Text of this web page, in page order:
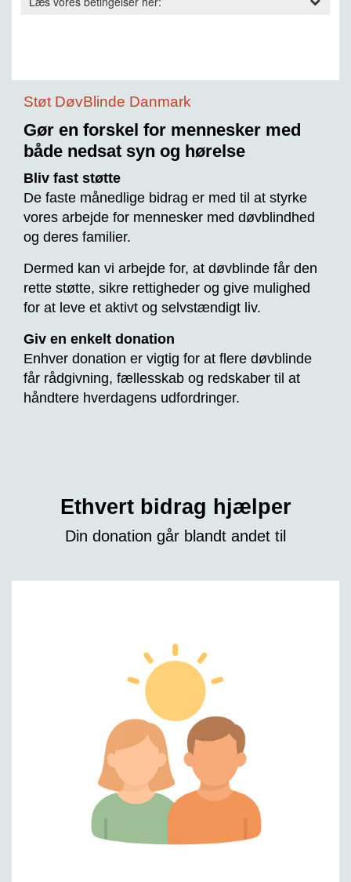
Støt DøvBlinde Danmark
Gør en forskel for mennesker med
både nedsat syn og hørelse
Bliv fast støtte
De faste månedlige bidrag er med til at styrke
vores arbejde for mennesker med døvblindhed
og deres familier.
Dermed kan vi arbejde for, at døvblinde får den
rette støtte, sikre rettigheder og give mulighed
for at leve et aktivt og selvstændigt liv.
Giv en enkelt donation
Enhver donation er vigtig for at flere døvblinde
får rådgivning, fællesskab og redskaber til at
håndtere hverdagens udfordringer.
Ethvert bidrag hjælper
Din donation går blandt andet til